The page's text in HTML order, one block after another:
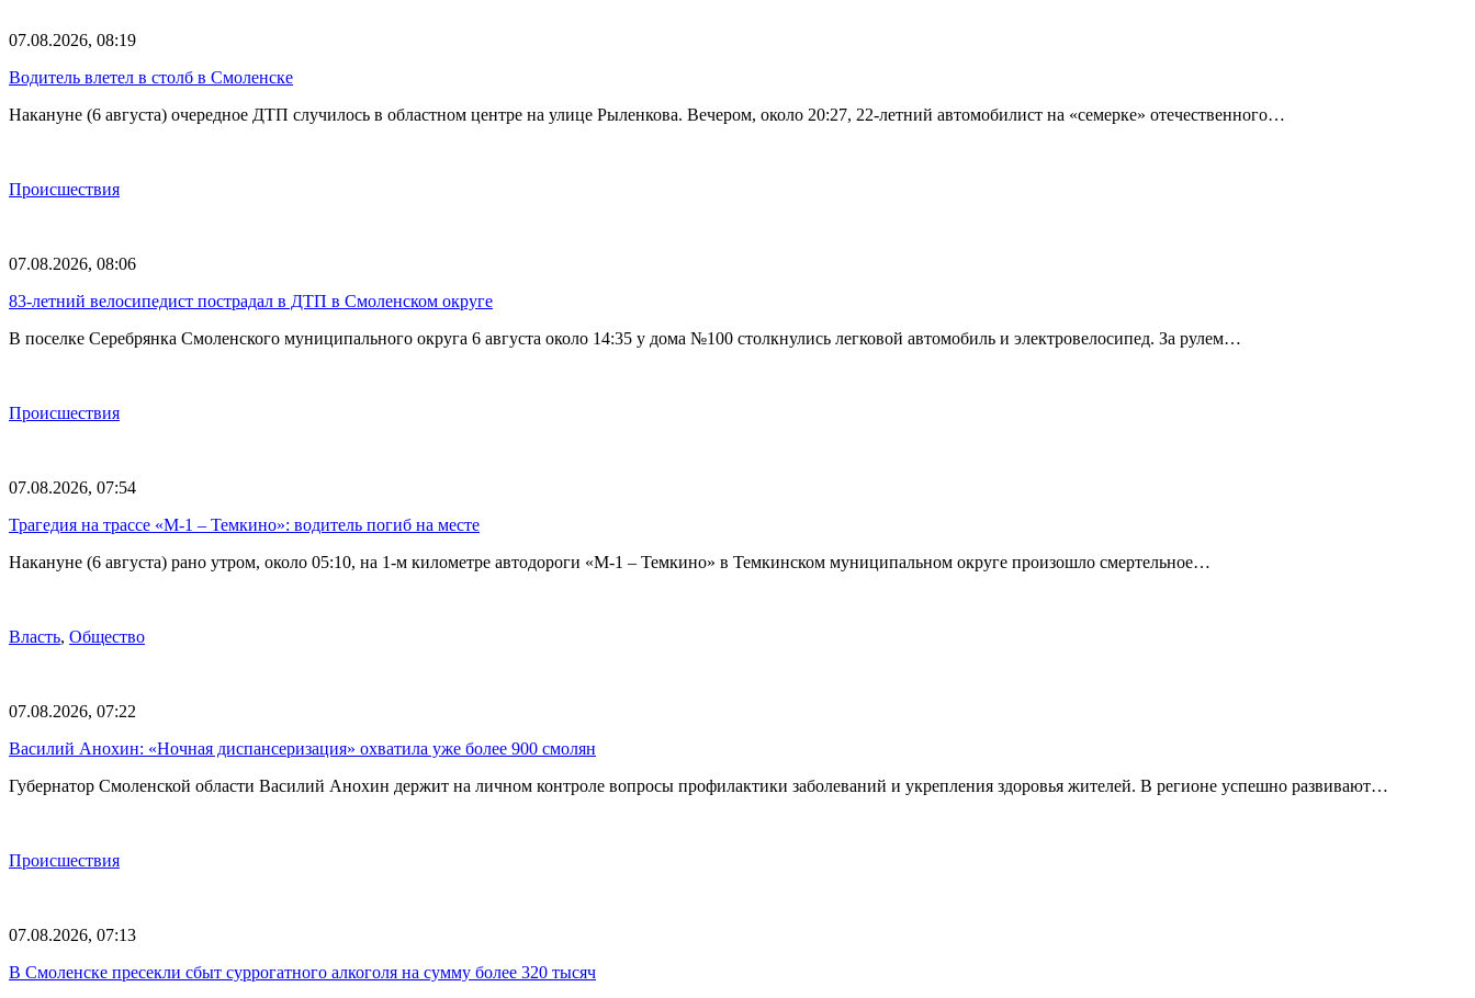
07.08.2026, 08:19
Водитель влетел в столб в Смоленске
Накануне (6 августа) очередное ДТП случилось в областном центре на улице Рыленкова. Вечером, около 20:27, 22-летний автомобилист на «семерке» отечественного…
Происшествия
07.08.2026, 08:06
83-летний велосипедист пострадал в ДТП в Смоленском округе
В поселке Серебрянка Смоленского муниципального округа 6 августа около 14:35 у дома №100 столкнулись легковой автомобиль и электровелосипед. За рулем…
Происшествия
07.08.2026, 07:54
Трагедия на трассе «М-1 – Темкино»: водитель погиб на месте
Накануне (6 августа) рано утром, около 05:10, на 1-м километре автодороги «М-1 – Темкино» в Темкинском муниципальном округе произошло смертельное…
Власть, Общество
07.08.2026, 07:22
Василий Анохин: «Ночная диспансеризация» охватила уже более 900 смолян
Губернатор Смоленской области Василий Анохин держит на личном контроле вопросы профилактики заболеваний и укрепления здоровья жителей. В регионе успешно развивают…
Происшествия
07.08.2026, 07:13
В Смоленске пресекли сбыт суррогатного алкоголя на сумму более 320 тысяч